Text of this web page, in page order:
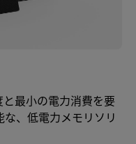
最小の電力消費を要
、低電力メモリソリ